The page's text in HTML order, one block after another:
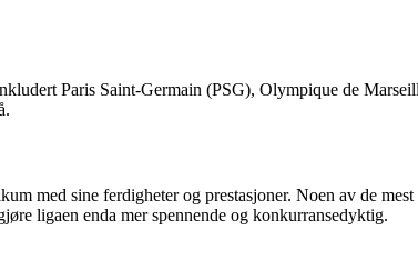
Paris Saint-Germain (PSG), Olympique de
med sine ferdigheter og prestasjoner. Noen av de
ligaen enda mer spennende og konkurransedyktig.